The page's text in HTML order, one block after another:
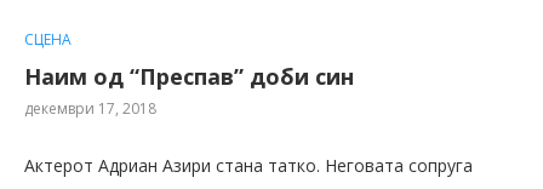
СЦЕНА
Наим од “Преспав” доби син
декември 17, 2018
Актерот Адриан Азири стана татко. Неговата сопруга